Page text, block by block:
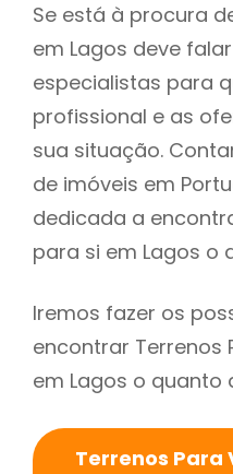
Se está à procura
em Lagos deve
especialistas para
profissional e as
sua situação.
de imóveis em
dedicada a
para si em Lagos o
Iremos fazer os
encontrar Terrenos
em Lagos o quanto
Terrenos Para